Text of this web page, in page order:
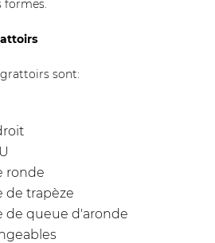
formes.
sont:
ronde
de trapèze
de queue d'aronde